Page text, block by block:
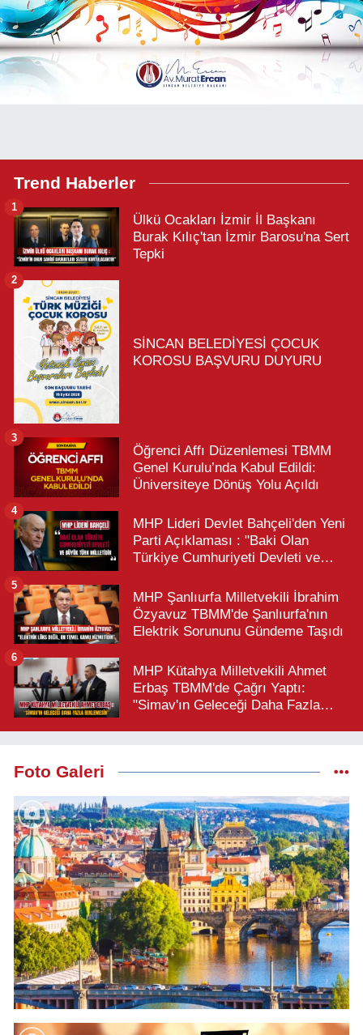
Trend Haberler
Ülkü Ocakları İzmir İl Başkanı
Burak Kılıç'tan İzmir Barosu'na Sert
Tepki
1
SİNCAN BELEDİYESİ ÇOCUK
KOROSU BAŞVURU DUYURU
2
Öğrenci Affı Düzenlemesi TBMM
Genel Kurulu’nda Kabul Edildi:
Üniversiteye Dönüş Yolu Açıldı
3
MHP Lideri Devlet Bahçeli'den Yeni
Parti Açıklaması : "Baki Olan
Türkiye Cumhuriyeti Devleti ve
4
MHP Şanlıurfa Milletvekili İbrahim
Özyavuz TBMM'de Şanlıurfa'nın
Elektrik Sorununu Gündeme Taşıdı
5
MHP Kütahya Milletvekili Ahmet
Erbaş TBMM'de Çağrı Yaptı:
"Simav'ın Geleceği Daha Fazla
6
Foto Galeri